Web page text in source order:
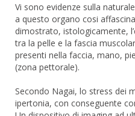
Vi sono evidenze sulla
a questo organo cosi
dimostrato, istologicamente,
tra la pelle e la fascia
presenti nella faccia, mano,
(zona pettorale).
Secondo Nagai, lo stress dei
ipertonia, con conseguente